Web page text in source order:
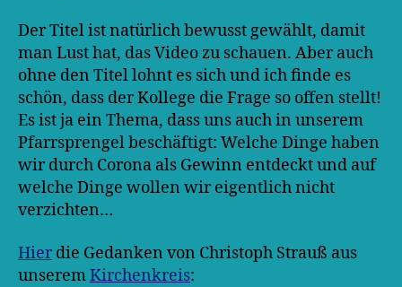
Der Titel ist natürlich bewusst gewählt, damit
man Lust hat, das Video zu schauen. Aber auch
ohne den Titel lohnt es sich und ich finde es
schön, dass der Kollege die Frage so offen stellt!
Es ist ja ein Thema, dass uns auch in unserem
Pfarrsprengel beschäftigt: Welche Dinge haben
wir durch Corona als Gewinn entdeckt und auf
welche Dinge wollen wir eigentlich nicht
verzichten…
Hier die Gedanken von Christoph Strauß aus
unseremKirchenkreis: